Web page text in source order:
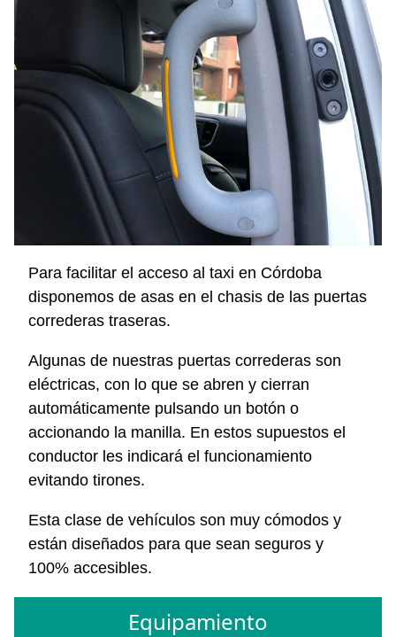
Para facilitar el acceso al taxi en Córdoba
disponemos de asas en el chasis de las puertas
correderas traseras.
Algunas de nuestras puertas correderas son
eléctricas, con lo que se abren y cierran
automáticamente pulsando un botón o
accionando la manilla. En estos supuestos el
conductor les indicará el funcionamiento
evitando tirones.
Esta clase de vehículos son muy cómodos y
están diseñados para que sean seguros y
100% accesibles.
Equipamiento